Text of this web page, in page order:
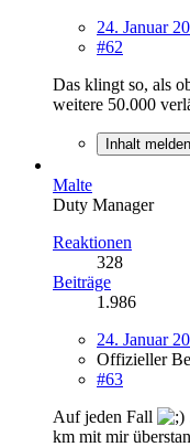
24. Januar
#62
Das klingt so, als
weitere 50.000
Inhalt melden
Malte
Duty Manager
Reaktionen
328
Beiträge
1.986
24. Januar
Offizieller
#63
Auf jeden Fall
km mit mir